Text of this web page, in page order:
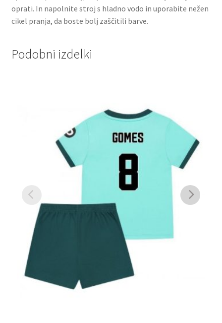
oprati. In napolnite stroj s hladno vodo in uporabite nežen
cikel pranja, da boste bolj zaščitili barve.
Podobni izdelki